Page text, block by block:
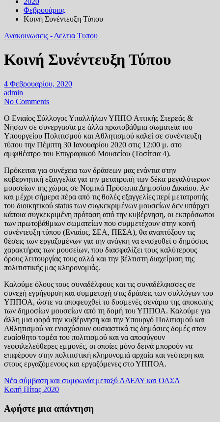
Φεβρουάριος
Κοινή Συνέντευξη Τύπου
Ανακοινωσεις - Δελτια Τυπου
Κοινή Συνέντευξη Τύπου
4 Φεβρουαρίου, 2020
admin
No Comments
Ο Ενιαίος Σύλλογος Υπαλλήλων ΥΠΠΟ Αττικής Στερεάς &
Νήσων σε συνεργασία με άλλα πρωτοβάθμια σωματεία του
Υπουργείου Πολιτισμού και Αθλητισμού καλεί σε συνέντευξη
τύπου την Πέμπτη 30 Ιανουαρίου 2020 στις 12:00 μ. στο
αμφιθέατρο του Επιγραφικού Μουσείου (Τοσίτσα 4).
Πρόκειται για συνέχεια των δράσεων μας ενάντια στην
κυβερνητική εξαγγελία για την μετατροπή των δέκα μεγαλύτερων
μουσείων της χώρας σε Νομικά Πρόσωπα Δημοσίου Δικαίου. Αν
και μέχρι σήμερα πέρα από τις θολές εξαγγελίες περί μετατροπής
του διοικητικού status των συγκεκριμένων μουσείων δεν υπάρχει
κάποια συγκεκριμένη πρόταση από την κυβέρνηση, οι εκπρόσωποι
των πρωτοβάθμιων σωματείων που συμμετέχουν στην κοινή
συνέντευξη τύπου (Ενιαίος, ΣΕΑ, ΠΕΣΑ), θα αναπτύξουν τις
θέσεις των εργαζομένων για την ανάγκη να ενισχυθεί ο δημόσιος
χαρακτήρας των μουσείων, που διασφαλίζει τους καλύτερους
όρους λειτουργίας τους αλλά και την βέλτιστη διαχείριση της
πολιτιστικής μας κληρονομιάς.
Καλούμε όλους τους συναδέλφους και τις συναδέλφισσες σε
συνεχή εγρήγορση και συμμετοχή στις δράσεις των συλλόγων του
ΥΠΠΟΑ, ώστε να αποφευχθεί το δυσμενές σενάριο της αποκοπής
των δημοσίων μουσείων από τη δομή του ΥΠΠΟΑ. Καλούμε για
άλλη μια φορά την κυβέρνηση και την Υπουργό Πολιτισμού και
Αθλητισμού να ενισχύσουν ουσιαστικά τις δημόσιες δομές στον
ευαίσθητο τομέα του πολιτισμού και να αποφύγουν
νεοφιλελεύθερες εμμονές, οι οποίες μόνο δεινά μπορούν να
επιφέρουν στην πολιτιστική κληρονομιά αρχαία και νεότερη και
στους εργαζόμενους και εργαζόμενες στο ΥΠΠΟΑ.​
Πλοήγηση
άρθρων
Νέα σύμβαση και συμφωνία μεταξύ ΑΔΕΔΥ και ΟΑΣΑ
Κοπή Πίτας 2020
Αφήστε μια απάντηση